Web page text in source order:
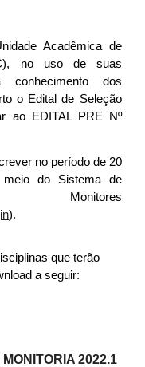
Acadêmica de
no uso de suas
conhecimento dos
o Edital de Seleção
ao EDITAL PRE Nº
no período de 20
do Sistema de
).
que terão
a seguir:
2022.1